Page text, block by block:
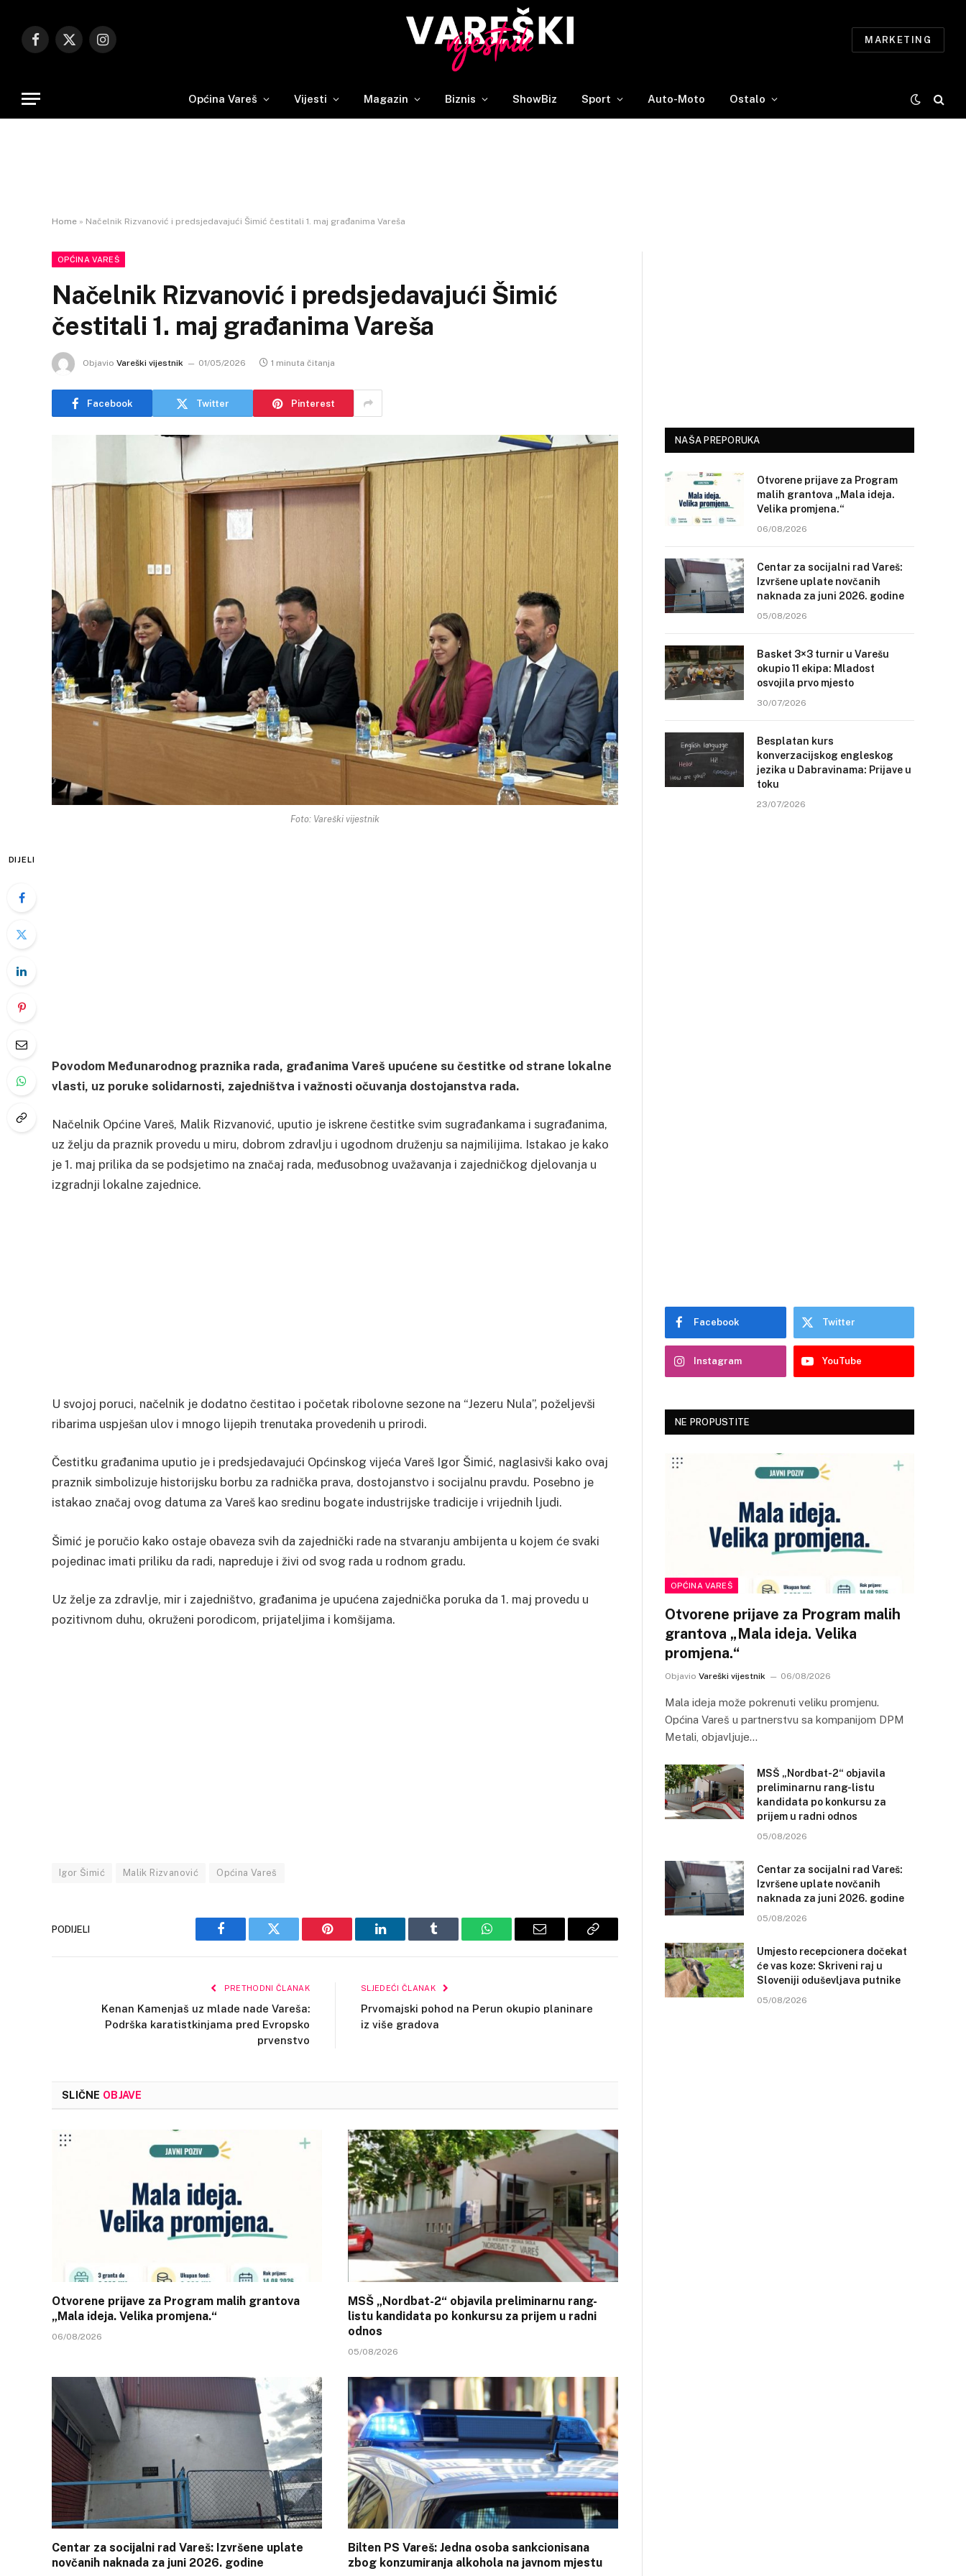
Facebook
X
Instagram
MARKETING
Općina Vareš Vijesti Magazin Biznis ShowBiz Sport Auto-Moto Ostalo
Home » Načelnik Rizvanović i predsjedavajući Šimić čestitali 1. maj građanima Vareša
OPĆINA VAREŠ
Načelnik Rizvanović i predsjedavajući Šimić
čestitali 1. maj građanima Vareša
Objavio Vareški vijestnik 01/05/2026 1 minuta čitanja
Facebook Twitter Pinterest
Foto: Vareški vijestnik
DIJELI
Povodom Međunarodnog praznika rada, građanima Vareš upućene su čestitke od strane lokalne
vlasti, uz poruke solidarnosti, zajedništva i važnosti očuvanja dostojanstva rada.
Načelnik Općine Vareš, Malik Rizvanović, uputio je iskrene čestitke svim sugrađankama i sugrađanima,
uz želju da praznik provedu u miru, dobrom zdravlju i ugodnom druženju sa najmilijima. Istakao je kako
je 1. maj prilika da se podsjetimo na značaj rada, međusobnog uvažavanja i zajedničkog djelovanja u
izgradnji lokalne zajednice.
U svojoj poruci, načelnik je dodatno čestitao i početak ribolovne sezone na “Jezeru Nula”, poželjevši
ribarima uspješan ulov i mnogo lijepih trenutaka provedenih u prirodi.
Čestitku građanima uputio je i predsjedavajući Općinskog vijeća Vareš Igor Šimić, naglasivši kako ovaj
praznik simbolizuje historijsku borbu za radnička prava, dostojanstvo i socijalnu pravdu. Posebno je
istakao značaj ovog datuma za Vareš kao sredinu bogate industrijske tradicije i vrijednih ljudi.
Šimić je poručio kako ostaje obaveza svih da zajednički rade na stvaranju ambijenta u kojem će svaki
pojedinac imati priliku da radi, napreduje i živi od svog rada u rodnom gradu.
Uz želje za zdravlje, mir i zajedništvo, građanima je upućena zajednička poruka da 1. maj provedu u
pozitivnom duhu, okruženi porodicom, prijateljima i komšijama.
Igor Šimić Malik Rizvanović Općina Vareš
PODIJELI
Facebook Twitter Pinterest LinkedIn Tumblr WhatsAppEmail
Copy
PRETHODNI ČLANAK
Kenan Kamenjaš uz mlade nade Vareša:
Podrška karatistkinjama pred Evropsko
prvenstvo
SLJEDEĆI ČLANAK
Prvomajski pohod na Perun okupio planinare
iz više gradova
SLIČNE OBJAVE
Otvorene prijave za Program malih grantova
„Mala ideja. Velika promjena.“
06/08/2026
MSŠ „Nordbat-2“ objavila preliminarnu rang-
listu kandidata po konkursu za prijem u radni
odnos
05/08/2026
Centar za socijalni rad Vareš: Izvršene uplate
novčanih naknada za juni 2026. godine
Bilten PS Vareš: Jedna osoba sankcionisana
zbog konzumiranja alkohola na javnom mjestu
NAŠA PREPORUKA
Otvorene prijave za Program
malih grantova „Mala ideja.
Velika promjena.“
06/08/2026
Centar za socijalni rad Vareš:
Izvršene uplate novčanih
naknada za juni 2026. godine
05/08/2026
Basket 3×3 turnir u Varešu
okupio 11 ekipa: Mladost
osvojila prvo mjesto
30/07/2026
Besplatan kurs
konverzacijskog engleskog
jezika u Dabravinama: Prijave u
toku
23/07/2026
Facebook Twitter
Instagram YouTube
NE PROPUSTITE
OPĆINA VAREŠ
Otvorene prijave za Program malih
grantova „Mala ideja. Velika
promjena.“
Objavio Vareški vijestnik 06/08/2026
Mala ideja može pokrenuti veliku promjenu.
Općina Vareš u partnerstvu sa kompanijom DPM
Metali, objavljuje…
MSŠ „Nordbat-2“ objavila
preliminarnu rang-listu
kandidata po konkursu za
prijem u radni odnos
05/08/2026
Centar za socijalni rad Vareš:
Izvršene uplate novčanih
naknada za juni 2026. godine
05/08/2026
Umjesto recepcionera dočekat
će vas koze: Skriveni raj u
Sloveniji oduševljava putnike
05/08/2026